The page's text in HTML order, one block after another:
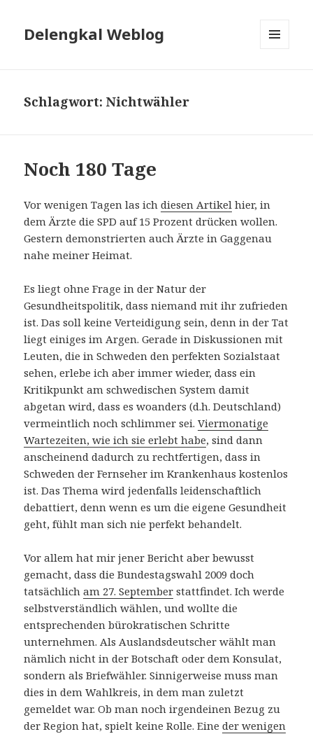
Delengkal Weblog
Schlagwort:Nichtwähler
Noch 180 Tage
Vor wenigen Tagen las ichdiesen Artikel hier, in
dem Ärzte die SPD auf 15 Prozent drücken wollen.
Gestern demonstrierten auch Ärzte in Gaggenau
nahe meiner Heimat.
Es liegt ohne Frage in der Natur der
Gesundheitspolitik, dass niemand mit ihr zufrieden
ist. Das soll keine Verteidigung sein, denn in der Tat
liegt einiges im Argen. Gerade in Diskussionen mit
Leuten, die in Schweden den perfekten Sozialstaat
sehen, erlebe ich aber immer wieder, dass ein
Kritikpunkt am schwedischen System damit
abgetan wird, dass es woanders (d.h. Deutschland)
vermeintlich noch schlimmer sei.Viermonatige
Wartezeiten, wie ich sie erlebt habe, sind dann
anscheinend dadurch zu rechtfertigen, dass in
Schweden der Fernseher im Krankenhaus kostenlos
ist. Das Thema wird jedenfalls leidenschaftlich
debattiert, denn wenn es um die eigene Gesundheit
geht, fühlt man sich nie perfekt behandelt.
Vor allem hat mir jener Bericht aber bewusst
gemacht, dass die Bundestagswahl 2009 doch
tatsächlicham 27. September stattfindet. Ich werde
selbstverständlich wählen, und wollte die
entsprechenden bürokratischen Schritte
unternehmen. Als Auslandsdeutscher wählt man
nämlich nicht in der Botschaft oder dem Konsulat,
sondern als Briefwähler. Sinnigerweise muss man
dies in dem Wahlkreis, in dem man zuletzt
gemeldet war. Ob man noch irgendeinen Bezug zu
der Region hat, spielt keine Rolle. Eineder wenigen